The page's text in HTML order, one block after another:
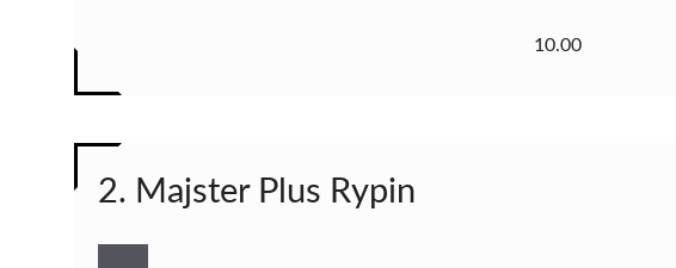
10.00
2. Majster Plus Rypin